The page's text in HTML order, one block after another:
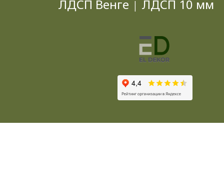
ЛДСП Венге | ЛДСП 10 мм